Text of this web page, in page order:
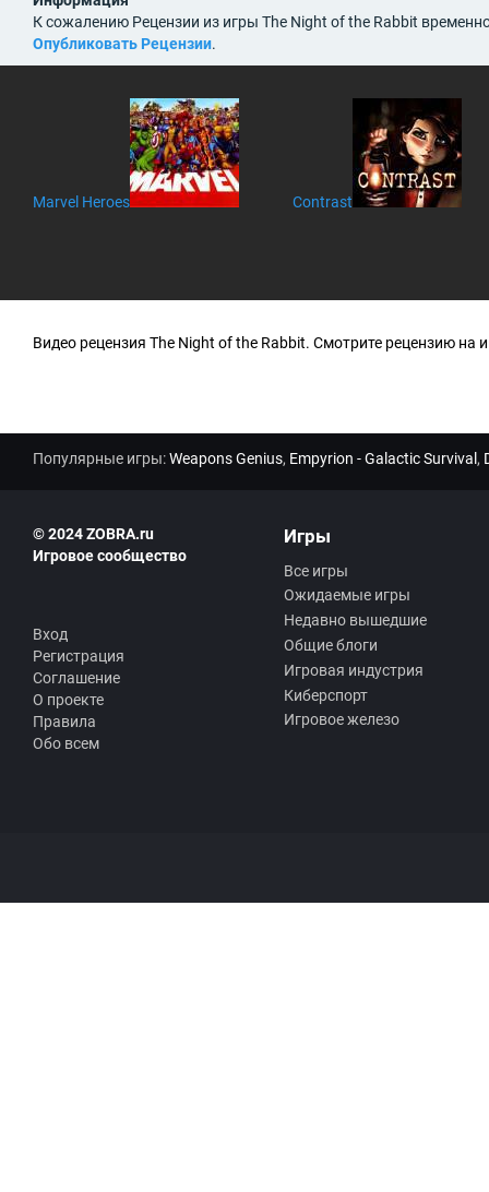
К сожалению Рецензии из игры The Night of the Rabbit
Опубликовать Рецензии.
Marvel Heroes Contrast
Видео рецензия The Night of the Rabbit. Смотрите рецензию на
Популярные игры:Weapons Genius, Empyrion - Galactic Survival ,
© 2024 ZOBRA.ru
Игровое сообщество
Вход
Регистрация
Соглашение
О проекте
Правила
Обо всем
Игры
Все игры
Ожидаемые игры
Недавно вышедшие
Общие блоги
Игровая индустрия
Киберспорт
Игровое железо